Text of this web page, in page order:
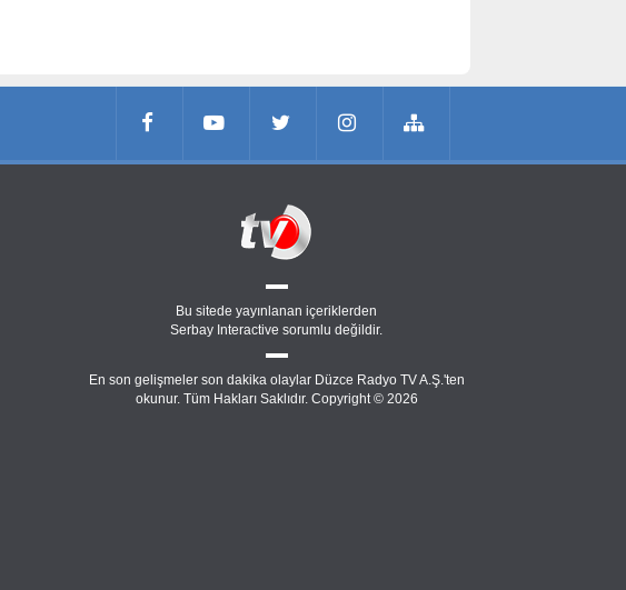
Bu sitede yayınlanan içeriklerden
Serbay Interactive sorumlu değildir.
En son gelişmeler son dakika olaylar Düzce Radyo TV A.Ş.'ten
okunur. Tüm Hakları Saklıdır. Copyright © 2026